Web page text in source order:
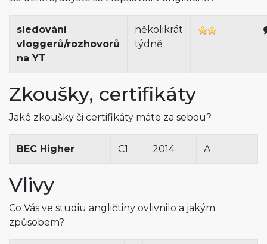
sledování
vloggerů/rozhovorů
na YT
několikrát
týdně
Zkoušky, certifikáty
Jaké zkoušky či certifikáty máte za sebou?
BEC Higher C1 2014 A
Vlivy
Co Vás ve studiu angličtiny ovlivnilo a jakým
způsobem?